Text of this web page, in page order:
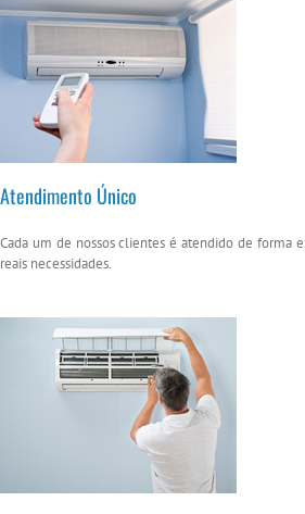
Atendimento Único
Cada um de nossos clientes é atendido de forma
reais necessidades.